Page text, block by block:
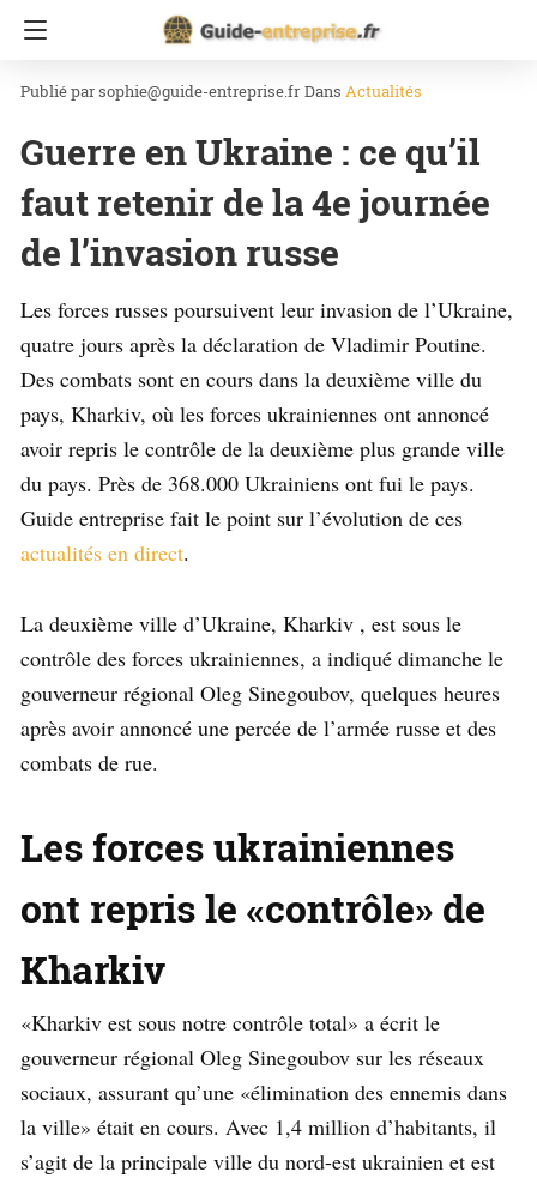
Accueil Actualités
sophie@guide-entreprise.fr Dans Actualités
Guerre en Ukraine : ce qu’il
faut retenir de la 4e journée
de l’invasion russe
Les forces russes poursuivent leur invasion de l’Ukraine,
quatre jours après la déclaration de Vladimir Poutine.
Des combats sont en cours dans la deuxième ville du
pays, Kharkiv, où les forces ukrainiennes ont annoncé
avoir repris le contrôle de la deuxième plus grande ville
du pays. Près de 368.000 Ukrainiens ont fui le pays.
Guide entreprise fait le point sur l’évolution de ces
actualités en direct.
La deuxième ville d’Ukraine, Kharkiv , est sous le
contrôle des forces ukrainiennes, a indiqué dimanche le
gouverneur régional Oleg Sinegoubov, quelques heures
après avoir annoncé une percée de l’armée russe et des
combats de rue.
Les forces ukrainiennes
ont repris le «contrôle» de
Kharkiv
«Kharkiv est sous notre contrôle total» a écrit le
gouverneur régional Oleg Sinegoubov sur les réseaux
sociaux, assurant qu’une «élimination des ennemis dans
la ville» était en cours. Avec 1,4 million d’habitants, il
s’agit de la principale ville du nord-est ukrainien et est